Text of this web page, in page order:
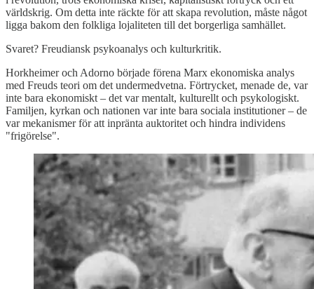
världskrig. Om detta inte räckte för att skapa revolution, måste något
ligga bakom den folkliga lojaliteten till det borgerliga samhället.
Svaret? Freudiansk psykoanalys och kulturkritik.
Horkheimer och Adorno började förena Marx ekonomiska analys
med Freuds teori om det undermedvetna. Förtrycket, menade de, var
inte bara ekonomiskt – det var mentalt, kulturellt och psykologiskt.
Familjen, kyrkan och nationen var inte bara sociala institutioner – de
var mekanismer för att inpränta auktoritet och hindra individens
"frigörelse".